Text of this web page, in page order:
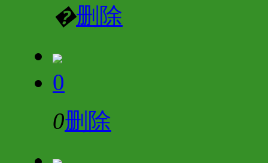
�删除
0
0删除